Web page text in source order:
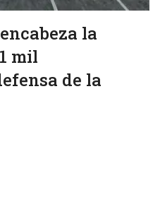
la
mil
de la